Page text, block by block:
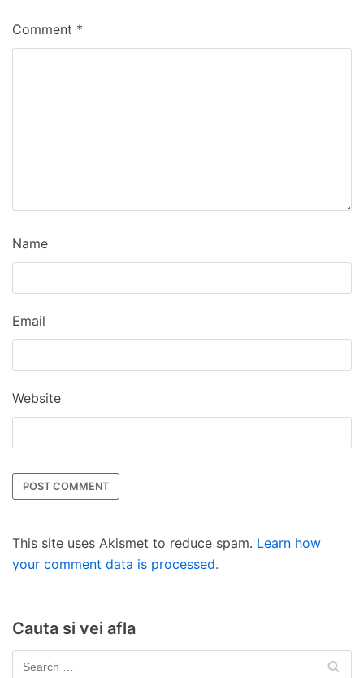
Comment *
Name
Email
Website
This site uses Akismet to reduce spam. Learn how
your comment data is processed.
Cauta si vei afla